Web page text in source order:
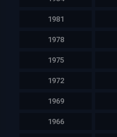
1981
1978
1975
1972
1969
1966